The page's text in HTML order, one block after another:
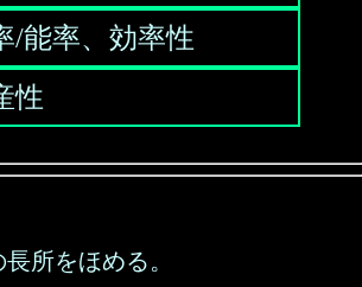
/能率、効率性
性
所をほめる。